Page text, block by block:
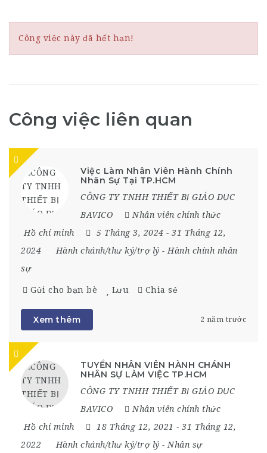
Công việc này đã hết hạn!
Công việc liên quan
Việc Làm Nhân Viên Hành Chính
Nhân Sự Tại TP.HCM
CÔNG TY TNHH THIẾT BỊ GIÁO DỤC
BAVICO
Nhân viên chính thức
Hồ chí minh
5 Tháng 3, 2024 - 31 Tháng 12,
2024
Hành chánh/thư ký/trợ lý - Hành chính nhân
sự
Gửi cho bạn bè Lưu Chia sẻ
Xem thêm 2 năm trước
TUYỂN NHÂN VIÊN HÀNH CHÁNH
NHÂN SỰ LÀM VIỆC TP.HCM
CÔNG TY TNHH THIẾT BỊ GIÁO DỤC
BAVICO
Nhân viên chính thức
Hồ chí minh
18 Tháng 12, 2021 - 31 Tháng 12,
2022
Hành chánh/thư ký/trợ lý - Nhân sự